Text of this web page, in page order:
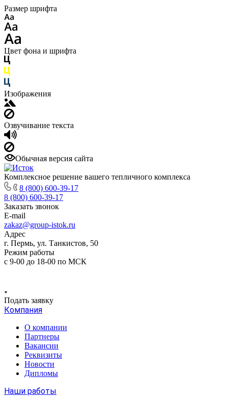
Размер шрифта
Цвет фона и шрифта
Изображения
Озвучивание текста
Обычная версия сайта
Комплексное решение вашего тепличного комплекса
8 (800) 600-39-17
8 (800) 600-39-17
Заказать звонок
E-mail
zakaz@group-istok.ru
Адрес
г. Пермь, ул. Танкистов, 50
Режим работы
с 9-00 до 18-00 по МСК
Подать заявку
Компания
О компании
Партнеры
Вакансии
Реквизиты
Новости
Дипломы
Наши работы